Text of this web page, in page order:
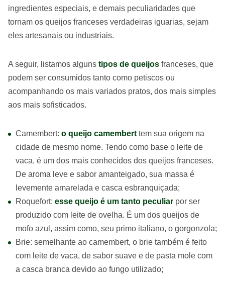
ingredientes especiais, e demais peculiaridades que
tornam os queijos franceses verdadeiras iguarias, sejam
eles artesanais ou industriais.
A seguir, listamos alguns tipos de queijos franceses, que
podem ser consumidos tanto como petiscos ou
acompanhando os mais variados pratos, dos mais simples
aos mais sofisticados.
Camembert: o queijo camembert tem sua origem na
cidade de mesmo nome. Tendo como base o leite de
vaca, é um dos mais conhecidos dos queijos franceses.
De aroma leve e sabor amanteigado, sua massa é
levemente amarelada e casca esbranquiçada;
Roquefort: esse queijo é um tanto peculiar por ser
produzido com leite de ovelha. É um dos queijos de
mofo azul, assim como, seu primo italiano, o gorgonzola;
Brie: semelhante ao camembert, o brie também é feito
com leite de vaca, de sabor suave e de pasta mole com
a casca branca devido ao fungo utilizado;